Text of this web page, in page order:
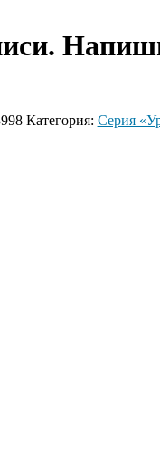
Категория: Серия